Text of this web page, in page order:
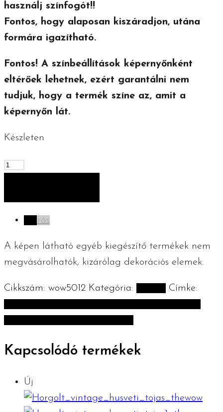
használj színfogót!!
Fontos, hogy alaposan kiszáradjon, utána
formára igazítható.
Fontos! A színbeállítások képernyőnként
eltérőek lehetnek, ezért garantálni nem
tudjuk, hogy a termék színe az, amit a
képernyőn lát.
Készleten
Horgolt
mennyiség
Leírás
A képen látható egyéb kiegészítő termékek nem
megvásárolhatók, kizárólag dekorációs elemek.
Cikkszám: wow5012 Kategória:
Címke:
Kapcsolódó termékek
Új